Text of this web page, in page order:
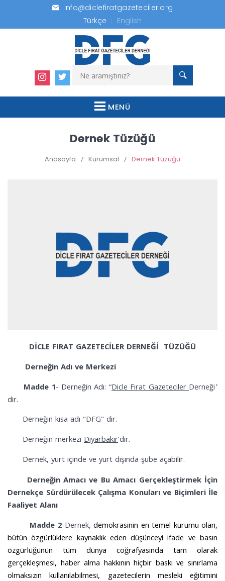
info@diclefiratgazeteciler.org
Türkçe
English
MENÜ
Dernek Tüzüğü
Anasayfa / Kurumsal / Dernek Tüzüğü
DİCLE FIRAT GAZETECİLER DERNEĞİ TÜZÜĞÜ
Derneğin Adı ve Merkezi
Madde 1- Derneğin Adı: “Dicle Fırat Gazeteciler Derneği”
dir.
Derneğin kısa adı "DFG" dir.
Derneğin merkezi Diyarbakır’dır.
Dernek, yurt içinde ve yurt dışında şube açabilir.
Derneğin Amacı ve Bu Amacı Gerçekleştirmek İçin
Dernekçe Sürdürülecek Çalışma Konuları ve Biçimleri İle
Faaliyet Alanı
Madde 2-Dernek, demokrasinin en temel kurumu olan,
bütün özgürlüklere kaynaklık eden düşünceyi ifade ve basın
özgürlüğünün tüm dünya coğrafyasında tam olarak
gerçekleşmesi, haber alma hakkının hiçbir baskı ve sınırlama
olmaksızın kullanılabilmesi, gazetecilerin mesleki eğitimini